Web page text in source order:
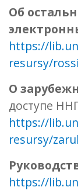
Об
https://
resursy/
О
доступе
https://
resursy/
https://